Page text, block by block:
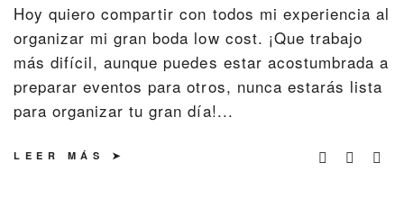
Hoy quiero compartir con todos mi experiencia al
organizar mi gran boda low cost. ¡Que trabajo
más difícil, aunque puedes estar acostumbrada a
preparar eventos para otros, nunca estarás lista
para organizar tu gran día!...
LEER MÁS